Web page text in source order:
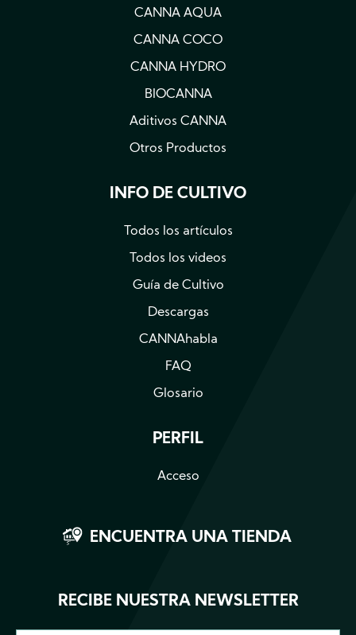
CANNA AQUA
CANNA COCO
CANNA HYDRO
BIOCANNA
Aditivos CANNA
Otros Productos
INFO DE CULTIVO
Todos los artículos
Todos los videos
Guía de Cultivo
Descargas
CANNAhabla
FAQ
Glosario
PERFIL
Acceso
ENCUENTRA UNA TIENDA
RECIBE NUESTRA NEWSLETTER